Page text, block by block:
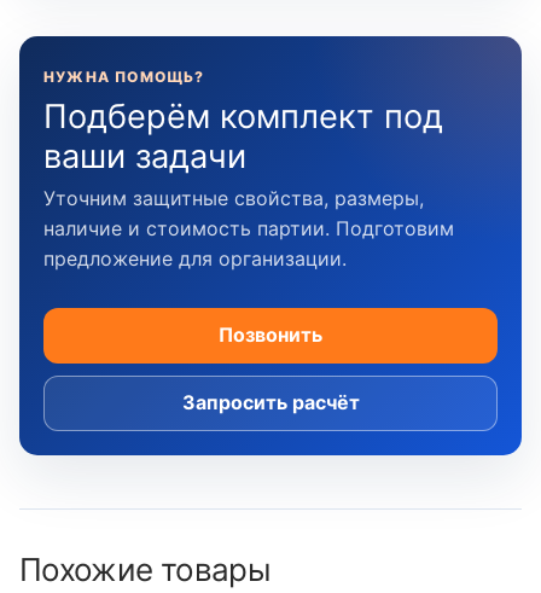
НУЖНА ПОМОЩЬ?
Подберём комплект под
ваши задачи
Уточним защитные свойства, размеры,
наличие и стоимость партии. Подготовим
предложение для организации.
Позвонить
Запросить расчёт
Похожие товары